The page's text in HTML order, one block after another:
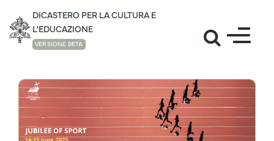
DICASTERO PER LA CULTURA E
L'EDUCAZIONE
VERSIONE BETA
EVENTI